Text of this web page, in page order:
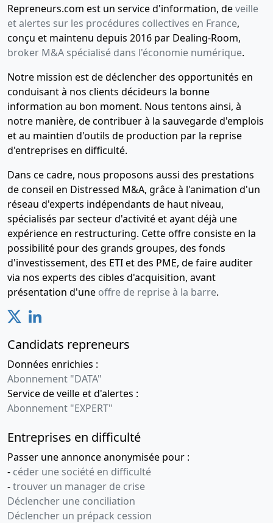
Repreneurs.com est un service d'information, deveille
et alertes sur les procédures collectives en France,
conçu et maintenu depuis 2016 par Dealing-Room,
broker M&A spécialisé dans l'économie numérique.
Notre mission est de déclencher des opportunités en
conduisant à nos clients décideurs la bonne
information au bon moment. Nous tentons ainsi, à
notre manière, de contribuer à la sauvegarde d'emplois
et au maintien d'outils de production par la reprise
d'entreprises en difficulté.
Dans ce cadre, nous proposons aussi des prestations
de conseil en Distressed M&A, grâce à l'animation d'un
réseau d'experts indépendants de haut niveau,
spécialisés par secteur d'activité et ayant déjà une
expérience en restructuring. Cette offre consiste en la
possibilité pour des grands groupes, des fonds
d'investissement, des ETI et des PME, de faire auditer
via nos experts des cibles d'acquisition, avant
présentation d'une offre de reprise à la barre.
Candidats repreneurs
Données enrichies :
Abonnement "DATA"
Service de veille et d'alertes :
Abonnement "EXPERT"
Entreprises en difficulté
Passer une annonce anonymisée pour :
- céder une société en difficulté
-trouver un manager de crise
Déclencher une conciliation
Déclencher un prépack cession